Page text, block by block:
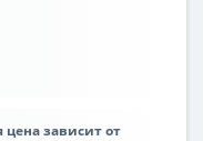
цена зависит от